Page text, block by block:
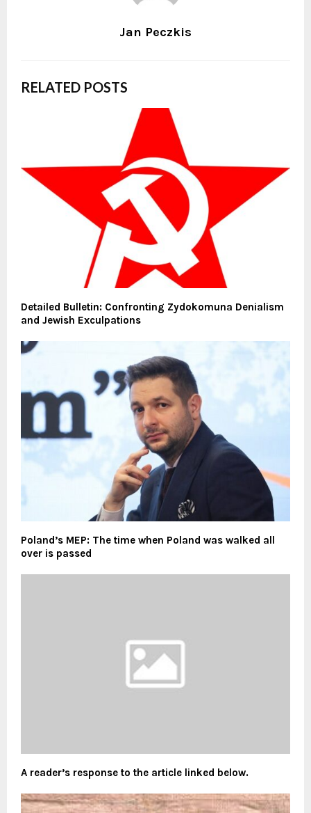
Jan Peczkis
RELATED POSTS
Detailed Bulletin: Confronting Zydokomuna Denialism
and Jewish Exculpations
Poland’s MEP: The time when Poland was walked all
over is passed
A reader’s response to the article linked below.